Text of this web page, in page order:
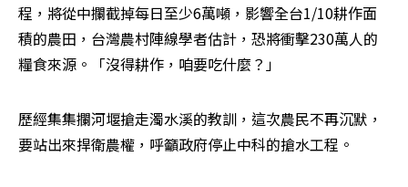
程，將從中攔截掉每日至少6萬噸，影響全台1/10耕作面
積的農田，台灣農村陣線學者估計，恐將衝擊230萬人的
糧食來源。「沒得耕作，咱要吃什麼？」
歷經集集攔河堰搶走濁水溪的教訓，這次農民不再沉默，
要站出來捍衛農權，呼籲政府停止中科的搶水工程。